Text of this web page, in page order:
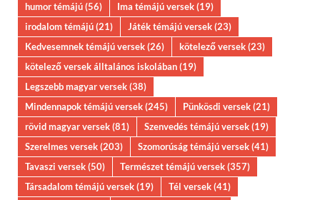
humor témájú(56) Ima témájú versek(19)
irodalom témájú(21) Játék témájú versek(23)
Kedvesemnek témájú versek(26) kötelező versek(23)
kötelező versek álltalános iskolában(19)
Legszebb magyar versek(38)
Mindennapok témájú versek(245) Pünkösdi versek(21)
rövid magyar versek(81) Szenvedés témájú versek(19)
Szerelmes versek(203) Szomorúság témájú versek(41)
Tavaszi versek(50) Természet témájú versek(357)
Társadalom témájú versek(19) Tél versek(41)